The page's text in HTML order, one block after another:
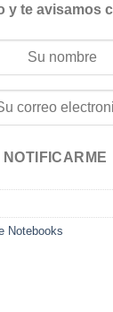
y te avisamos
NOTIFICARME
Notebooks